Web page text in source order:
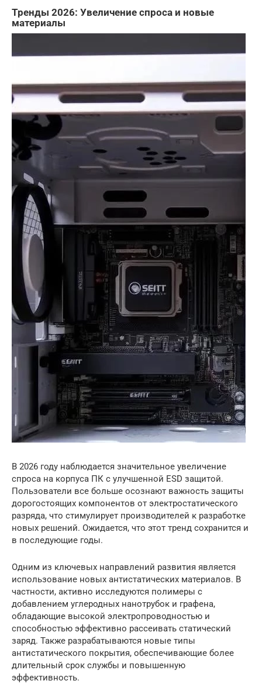
Тренды 2026: Увеличение спроса и новые
материалы
В 2026 году наблюдается значительное увеличение
спроса на корпуса ПК с улучшенной ESD защитой.
Пользователи все больше осознают важность защиты
дорогостоящих компонентов от электростатического
разряда, что стимулирует производителей к разработке
новых решений. Ожидается, что этот тренд сохранится и
в последующие годы.
Одним из ключевых направлений развития является
использование новых антистатических материалов. В
частности, активно исследуются полимеры с
добавлением углеродных нанотрубок и графена,
обладающие высокой электропроводностью и
способностью эффективно рассеивать статический
заряд. Также разрабатываются новые типы
антистатического покрытия, обеспечивающие более
длительный срок службы и повышенную
эффективность.